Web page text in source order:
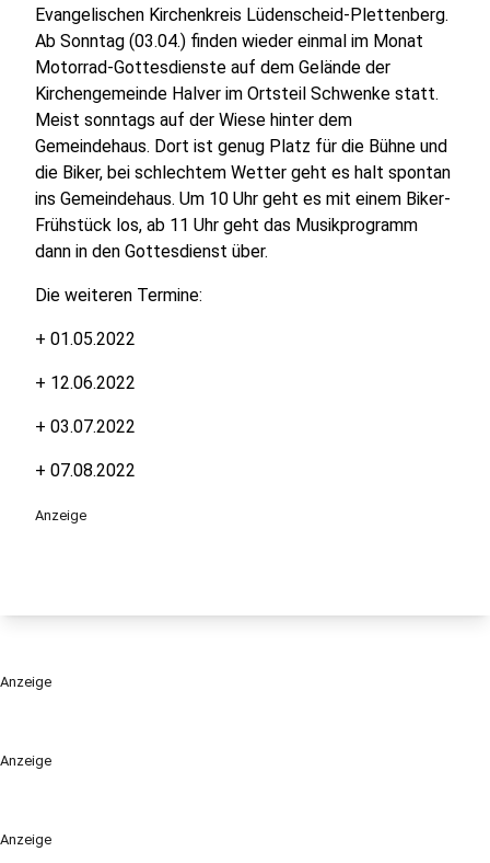
Anzeige
Anzeige
Evangelischen Kirchenkreis Lüdenscheid-Plettenberg.
Ab Sonntag (03.04.) finden wieder einmal im Monat
Motorrad-Gottesdienste auf dem Gelände der
Kirchengemeinde Halver im Ortsteil Schwenke statt.
Meist sonntags auf der Wiese hinter dem
Gemeindehaus. Dort ist genug Platz für die Bühne und
die Biker, bei schlechtem Wetter geht es halt spontan
ins Gemeindehaus. Um 10 Uhr geht es mit einem Biker-
Frühstück los, ab 11 Uhr geht das Musikprogramm
dann in den Gottesdienst über.
Die weiteren Termine:
+ 01.05.2022
+ 12.06.2022
+ 03.07.2022
+ 07.08.2022
Anzeige
Anzeige